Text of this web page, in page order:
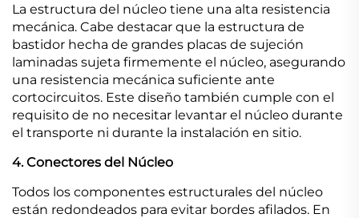
La estructura del núcleo tiene una alta resistencia
mecánica. Cabe destacar que la estructura de
bastidor hecha de grandes placas de sujeción
laminadas sujeta firmemente el núcleo, asegurando
una resistencia mecánica suficiente ante
cortocircuitos. Este diseño también cumple con el
requisito de no necesitar levantar el núcleo durante
el transporte ni durante la instalación en sitio.
4. Conectores del Núcleo
Todos los componentes estructurales del núcleo
están redondeados para evitar bordes afilados. En